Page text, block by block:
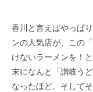
香川と言えばやっぱ
ンの人気店が、この
けないラーメンを！
末になんと「讃岐う
なったほど。そして